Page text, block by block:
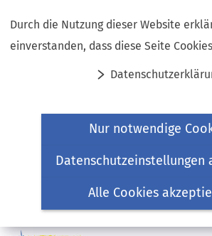
Durch die Nutzung dieser Website
einverstanden, dass diese Seite
Nur notwendige
Datenschutzeinstellungen
Alle Cookies
Inhalt anspringen